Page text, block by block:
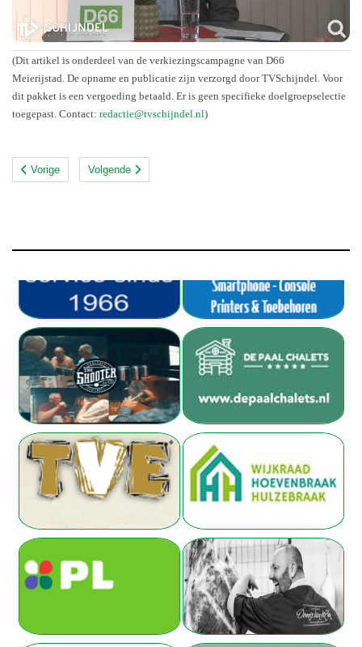
(Dit artikel is onderdeel van de verkiezingscampagne van D66
Meierijstad. De opname en publicatie zijn verzorgd door TVSchijndel. Voor
dit pakket is een vergoeding betaald. Er is geen specifieke doelgroepselectie
toegepast. Contact: redactie@tvschijndel.nl)
Vorige Volgende